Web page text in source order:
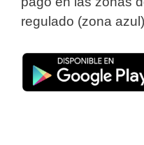
regulado (zona